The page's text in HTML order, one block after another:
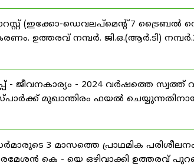
(ഇക്കോ-ഡെവലപ്മെന്റ് 7 ട്രൈബൽ
ഉത്തരവ് നമ്പർ. ജി.ഒ.(ആർ.ടി)
ജീവനകാര്യം - 2024 വർഷത്തെ സ്വത്ത്
മുഖാന്തിരം ഫയൽ ചെയ്യുന്നതിനായി
3 മാസത്തെ പ്രാഥമിക പരിശീലനം
കെ - യെ ഒഴിവാക്കി ഉത്തരവ്